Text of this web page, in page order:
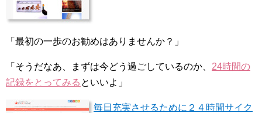
「最初の一歩のお勧めはありませんか？」
「そうだなあ、まずは今どう過ごしているのか、 24時間の
記録をとってみる といいよ」
毎日充実させるために２４時間サイク